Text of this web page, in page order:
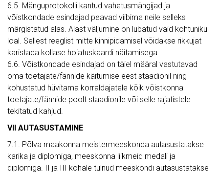
6.5. Mänguprotokolli kantud vahetusmängijad ja
võistkondade esindajad peavad viibima neile selleks
märgistatud alas. Alast väljumine on lubatud vaid kohtuniku
loal. Sellest reeglist mitte kinnipidamisel võidakse rikkujat
karistada kollase hoiatuskaardi näitamisega.
6.6. Võistkondade esindajad on täiel määral vastutavad
oma toetajate/fännide käitumise eest staadionil ning
kohustatud hüvitama korraldajatele kõik võistkonna
toetajate/fännide poolt staadionile või selle rajatistele
tekitatud kahjud.
VII AUTASUSTAMINE
7.1. Põlva maakonna meistermeeskonda autasustatakse
karika ja diplomiga, meeskonna liikmeid medali ja
diplomiga. II ja III kohale tulnud meeskondi autasustatakse